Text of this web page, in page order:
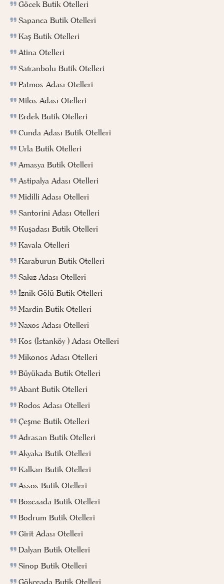
Göcek Butik Otelleri
Sapanca Butik Otelleri
Kaş Butik Otelleri
Atina Otelleri
Safranbolu Butik Otelleri
Patmos Adası Otelleri
Milos Adası Otelleri
Erdek Butik Otelleri
Cunda Adası Butik Otelleri
Urla Butik Otelleri
Amasya Butik Otelleri
Astipalya Adası Otelleri
Midilli Adası Otelleri
Santorini Adası Otelleri
Kuşadası Butik Otelleri
Kavala Otelleri
Karaburun Butik Otelleri
Sakız Adası Otelleri
İznik Gölü Butik Otelleri
Mardin Butik Otelleri
Naxos Adası Otelleri
Kos (İstanköy ) Adası Otelleri
Mikonos Adası Otelleri
Büyükada Butik Otelleri
Abant Butik Otelleri
Rodos Adası Otelleri
Çeşme Butik Otelleri
Adrasan Butik Otelleri
Akyaka Butik Otelleri
Kalkan Butik Otelleri
Assos Butik Otelleri
Bozcaada Butik Otelleri
Bodrum Butik Otelleri
Girit Adası Otelleri
Dalyan Butik Otelleri
Sinop Butik Otelleri
Gökçeada Butik Otelleri